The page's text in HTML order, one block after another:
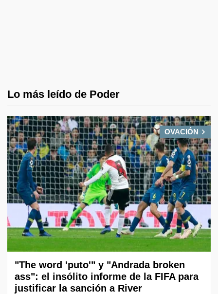
Lo más leído de Poder
OVACIÓN
"The word 'puto'" y "Andrada broken
ass": el insólito informe de la FIFA para
justificar la sanción a River